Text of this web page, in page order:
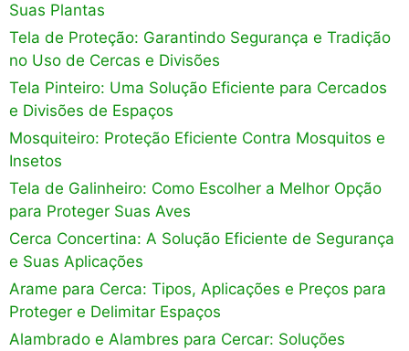
Suas Plantas
Tela de Proteção: Garantindo Segurança e Tradição
no Uso de Cercas e Divisões
Tela Pinteiro: Uma Solução Eficiente para Cercados
e Divisões de Espaços
Mosquiteiro: Proteção Eficiente Contra Mosquitos e
Insetos
Tela de Galinheiro: Como Escolher a Melhor Opção
para Proteger Suas Aves
Cerca Concertina: A Solução Eficiente de Segurança
e Suas Aplicações
Arame para Cerca: Tipos, Aplicações e Preços para
Proteger e Delimitar Espaços
Alambrado e Alambres para Cercar: Soluções